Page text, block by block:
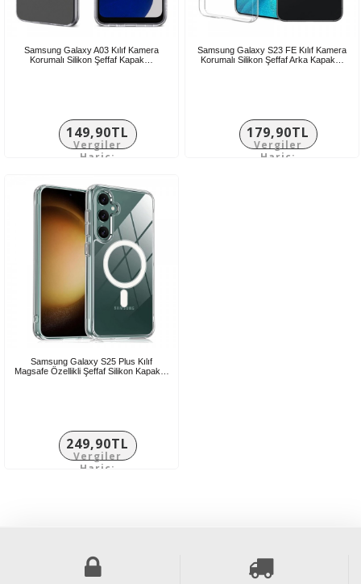
Samsung Galaxy A03 Kılıf Kamera
Korumalı Silikon Şeffaf Kapak…
149,90TL
Vergiler
Hariç:
Samsung Galaxy S23 FE Kılıf Kamera
Korumalı Silikon Şeffaf Arka Kapak…
179,90TL
Vergiler
Hariç:
Samsung Galaxy S25 Plus Kılıf
Magsafe Özellikli Şeffaf Silikon Kapak…
249,90TL
Vergiler
Hariç: